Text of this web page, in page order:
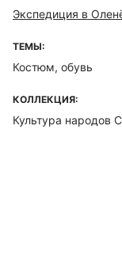
Экспедиция в
ТЕМЫ:
Костюм, обувь
КОЛЛЕКЦИЯ:
Культура народов